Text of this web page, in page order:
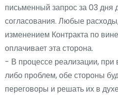
письменный запрос за 03 дня
согласования. Любые
изменением Контракта по
оплачивает эта сторона.
- В процессе реализации, при
либо проблем, обе стороны
переговоры и решать их в